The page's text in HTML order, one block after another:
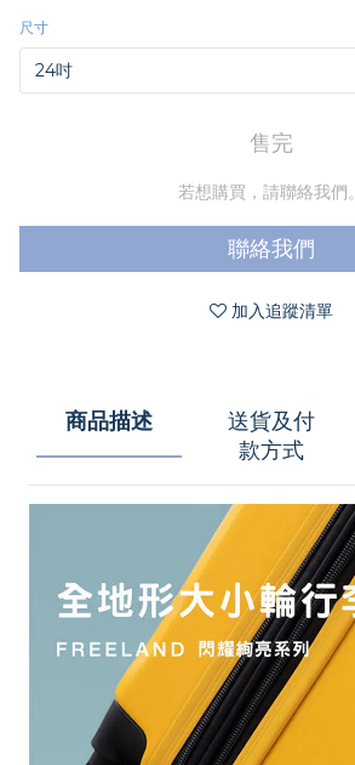
尺寸
售完
若想購買，請聯絡我們。
聯絡我們
加入追蹤清單
商品描述
送貨及付
款方式